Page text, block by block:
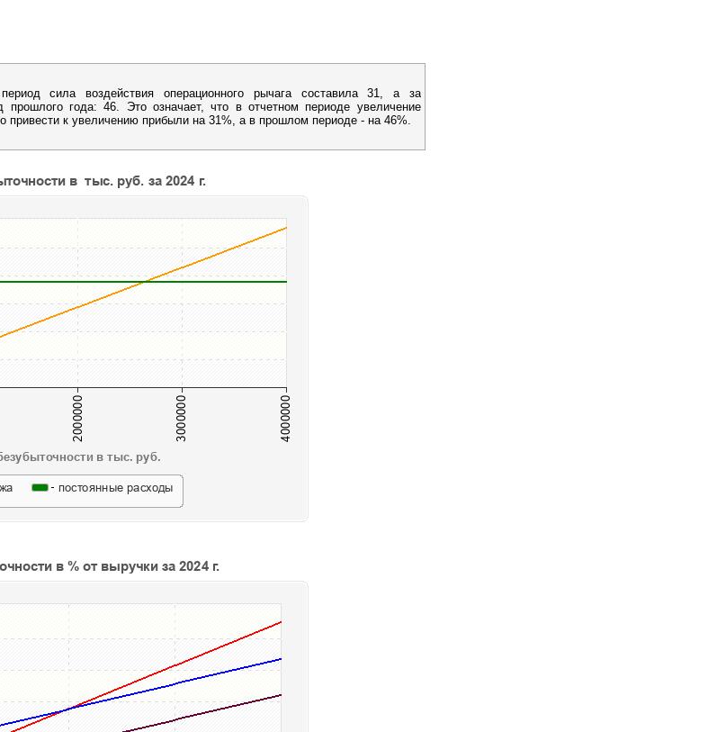
сила воздействия операционного рычага составила 31, а за
прошлого года: 46. Это означает, что в отчетном периоде увеличение
привести к увеличению прибыли на 31%, а в прошлом периоде - на 46%.